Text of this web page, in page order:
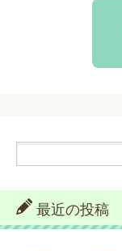
最近の投稿